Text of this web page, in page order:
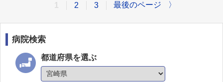
2 3 最後のページ 〉
病院検索
都道府県を選ぶ